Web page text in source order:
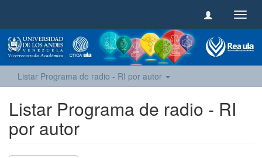
Listar Programa de radio - RI por autor
Listar Programa de radio - RI
por autor